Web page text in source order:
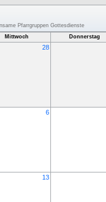
Pfarrgruppen Gottesdienste
Mittwoch Donnerstag
28
6
13